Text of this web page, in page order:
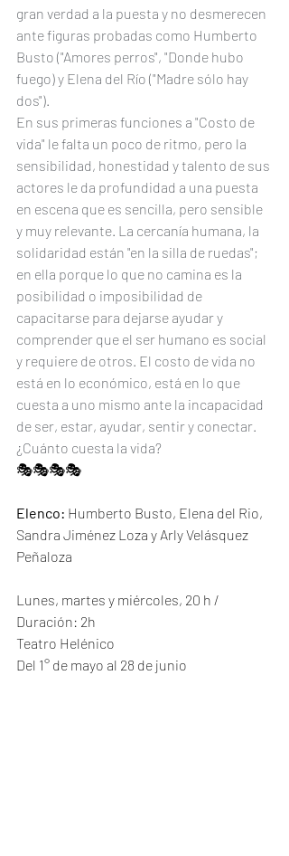
gran verdad a la puesta y no desmerecen
ante figuras probadas como Humberto
Busto ("Amores perros", "Donde hubo
fuego) y Elena del Río ("Madre sólo hay
dos").
En sus primeras funciones a "Costo de
vida" le falta un poco de ritmo, pero la
sensibilidad, honestidad y talento de sus
actores le da profundidad a una puesta
en escena que es sencilla, pero sensible
y muy relevante. La cercanía humana, la
solidaridad están "en la silla de ruedas";
en ella porque lo que no camina es la
posibilidad o imposibilidad de
capacitarse para dejarse ayudar y
comprender que el ser humano es social
y requiere de otros. El costo de vida no
está en lo económico, está en lo que
cuesta a uno mismo ante la incapacidad
de ser, estar, ayudar, sentir y conectar.
¿Cuánto cuesta la vida?
🎭🎭🎭🎭
Elenco: Humberto Busto, Elena del Rio,
Sandra Jiménez Loza y Arly Velásquez
Peñaloza
Lunes, martes y miércoles, 20 h /
Duración: 2h
Teatro Helénico
Del 1° de mayo al 28 de junio